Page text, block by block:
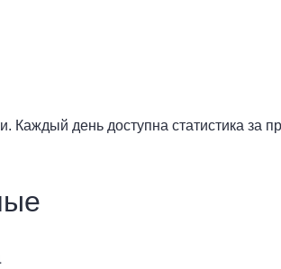
Каждый день доступна статистика за